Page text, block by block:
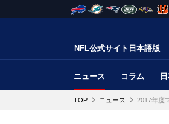
NFL公式サイト日本語版
ニュース コラム
TOP ニュース 2017年度